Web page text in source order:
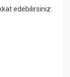
edebilirsiniz: